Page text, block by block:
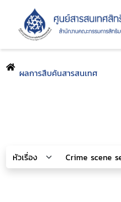
ผลการสืบค้นสารสนเทศ